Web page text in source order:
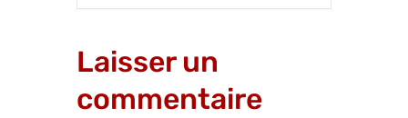
Laisser un
commentaire